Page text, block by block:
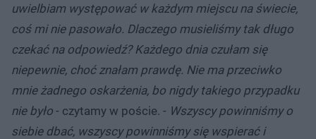
uwielbiam występować w każdym miejscu na świecie,
coś mi nie pasowało. Dlaczego musieliśmy tak długo
czekać na odpowiedź? Każdego dnia czułam się
niepewnie, choć znałam prawdę. Nie ma przeciwko
mnie żadnego oskarżenia, bo nigdy takiego przypadku
nie było - czytamy w poście. - Wszyscy powinniśmy o
siebie dbać, wszyscy powinniśmy się wspierać i